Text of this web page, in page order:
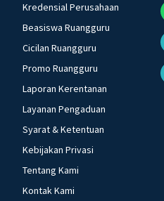
Kredensial Perusahaan
Beasiswa Ruangguru
Cicilan Ruangguru
Promo Ruangguru
Laporan Kerentanan
Layanan Pengaduan
Syarat & Ketentuan
Kebijakan Privasi
Tentang Kami
Kontak Kami